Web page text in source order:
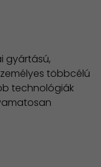
gyártású,
többcélú
technológiák